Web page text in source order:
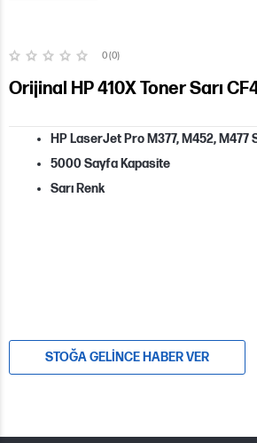
0 (0)
Orijinal HP 410X Toner Sarı
HP LaserJet Pro M377, M452, M477
5000 Sayfa Kapasite
Sarı Renk
STOĞA GELINCE HABER VER